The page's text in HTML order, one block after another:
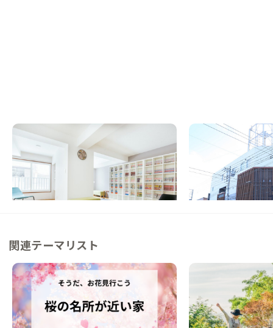
札幌A邸
北海道 シェアハウス
【すすきのまで電車5分】憧れの北海道暮ら
しは札幌から
この家からの距離 34km
富良野A邸
ゲストハウス
【駅徒歩4分】トドマ
温かみのある家
この家からの距離 58km
関連テーマリスト